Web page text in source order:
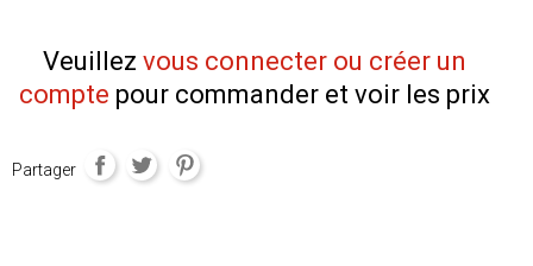
Veuillez vous connecter ou créer un
compte pour commander et voir les prix
Partager